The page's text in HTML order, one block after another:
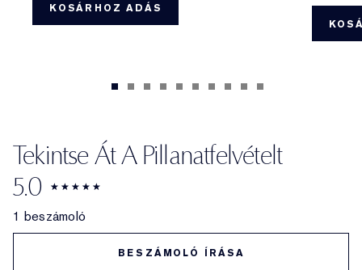
KOSÁRHOZ ADÁS
Tekintse Át A Pillanatfelvételt
5.0
1 beszámoló
BESZÁMOLÓ ÍRÁSA